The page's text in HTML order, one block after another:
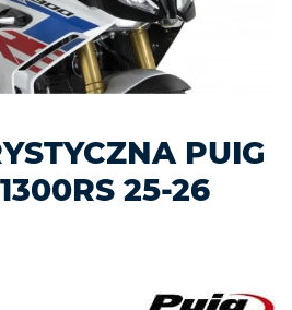
PUIG
25-26